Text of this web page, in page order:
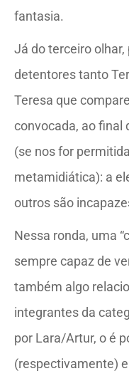
fantasia.
Já do terceiro
detentores tanto
Teresa que
convocada, ao final
(se nos for
metamidiática): a
outros são
Nessa ronda, uma
sempre capaz de
também algo
integrantes da
por Lara/Artur, o é
(respectivamente)